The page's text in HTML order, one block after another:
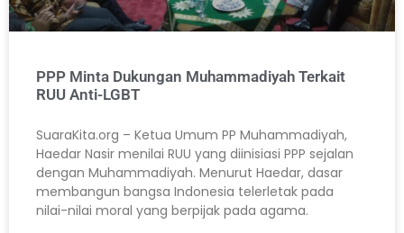
PPP Minta Dukungan Muhammadiyah Terkait
RUU Anti-LGBT
SuaraKita.org – Ketua Umum PP Muhammadiyah,
Haedar Nasir menilai RUU yang diinisiasi PPP sejalan
dengan Muhammadiyah. Menurut Haedar, dasar
membangun bangsa Indonesia telerletak pada
nilai-nilai moral yang berpijak pada agama.